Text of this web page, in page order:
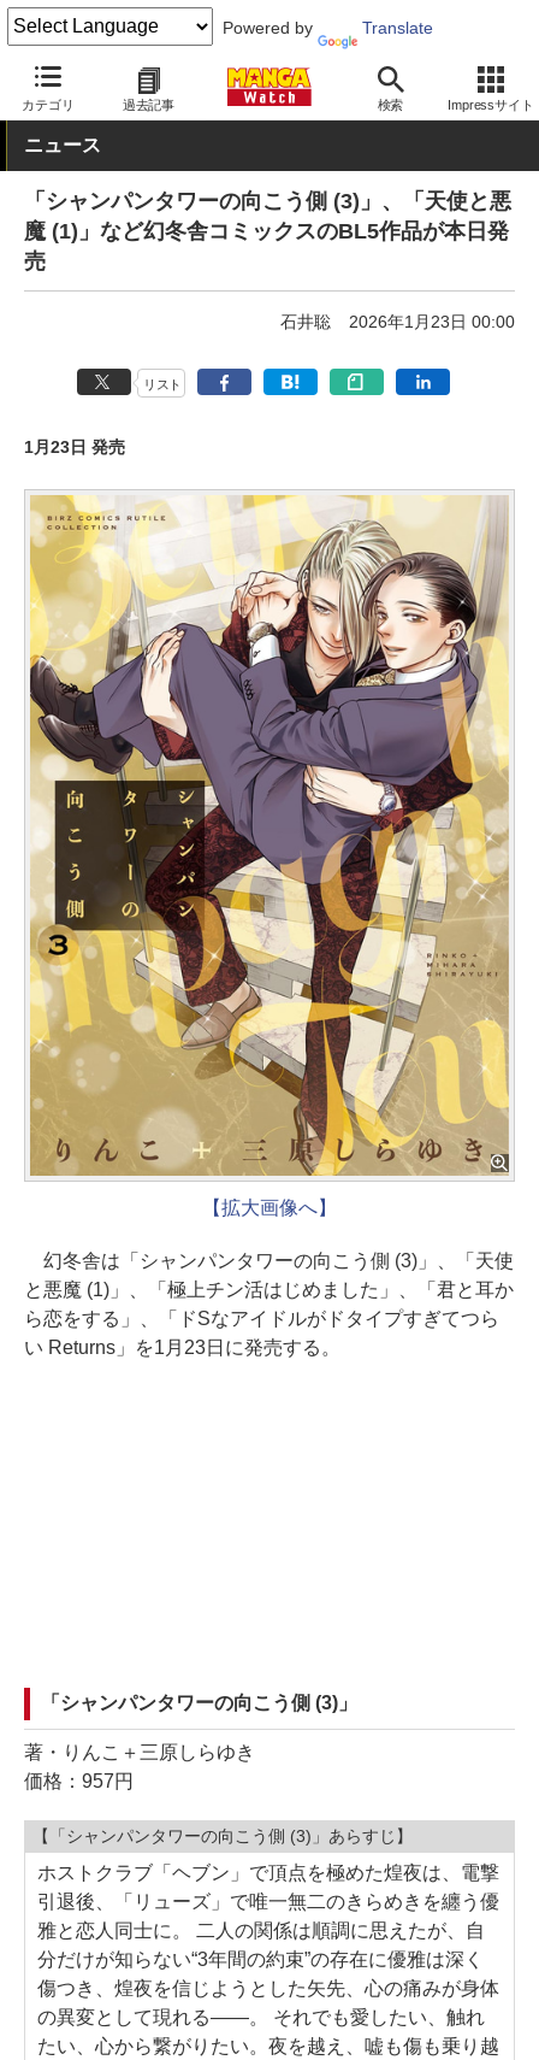
Powered by Translate
カテゴリ 過去記事 検索 Impressサイト
MANGA Watch BL/TL
ニュース
「シャンパンタワーの向こう側 (3)」、「天使と悪
魔 (1)」など幻冬舎コミックスのBL5作品が本日発
売
石井聡 2026年1月23日 00:00
リスト
1月23日 発売
【拡大画像へ】
幻冬舎は「シャンパンタワーの向こう側 (3)」、「天使
と悪魔 (1)」、「極上チン活はじめました」、「君と耳か
ら恋をする」、「ドSなアイドルがドタイプすぎてつら
い Returns」を1月23日に発売する。
「シャンパンタワーの向こう側 (3)」
著・りんこ＋三原しらゆき
価格：957円
【「シャンパンタワーの向こう側 (3)」あらすじ】
ホストクラブ「ヘブン」で頂点を極めた煌夜は、電撃
引退後、「リューズ」で唯一無二のきらめきを纏う優
雅と恋人同士に。 二人の関係は順調に思えたが、自
分だけが知らない“3年間の約束”の存在に優雅は深く
傷つき、煌夜を信じようとした矢先、心の痛みが身体
の異変として現れる――。 それでも愛したい、触れ
たい、心から繋がりたい。夜を越え、嘘も傷も乗り越